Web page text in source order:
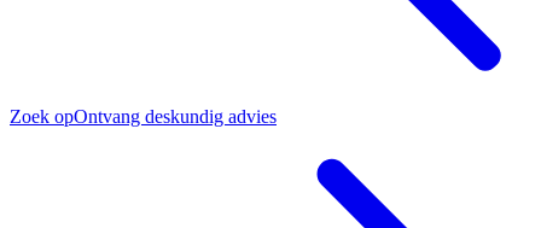
Zoek opOntvang deskundig advies